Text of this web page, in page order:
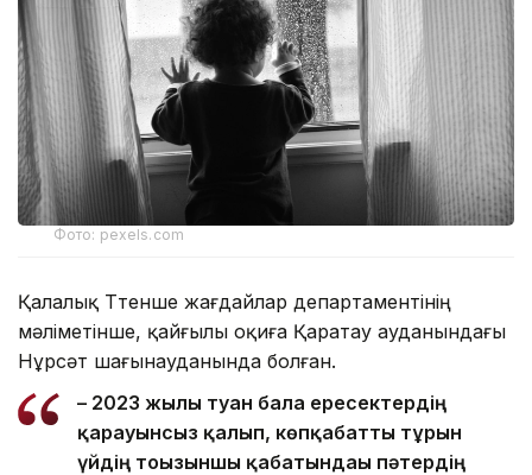
Фото: pexels.com
Қалалық Төтенше жағдайлар департаментінің
мәліметінше, қайғылы оқиға Қаратау ауданындағы
Нұрсәт шағынауданында болған.
– 2023 жылы туған бала ересектердің
қарауынсыз қалып, көпқабатты тұрғын
үйдің тоғызыншы қабатындағы пәтердің